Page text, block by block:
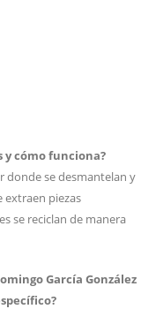
y cómo funciona?
donde se desmantelan y
extraen piezas
se reciclan de manera
García González